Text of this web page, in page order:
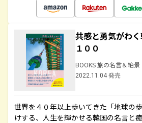
共感と勇気がわ
１００
BOOKS 旅の名言＆絶景
2022.11.04 発売
世界を４０年以上歩いてきた「地球の
けする、人生を輝かせる韓国の名言と